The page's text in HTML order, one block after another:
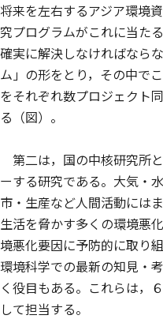
将来を左右するアジア環境
究プログラムがこれに当た
確実に解決しなければなら
ム」の形をとり，その中で
をそれぞれ数プロジェクト
る（図）。
第二は，国の中核研究所
ーする研究である。大気・
市・生産など人間活動には
生活を脅かす多くの環境悪
境悪化要因に予防的に取り
環境科学での最新の知見・
く役目もある。これらは，
して担当する。